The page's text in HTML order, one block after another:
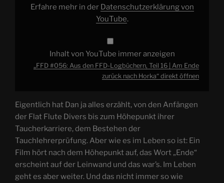
zurückErfahre mehr in der Datenschutzerklärung von
YouTube.
Inhalt von YouTube immer anzeigen
„FFD #056: Aus den FFD-Logbüchern, Teil 16 | Am Ende
zurück nach Horka“ direkt öffnen
Eigentlich hat Dan ja alles erzählt, von den Anfängen
der Flat Flute Divers bis zum Höhepunkt ihrer
Taucherkarriere, dem Bestehen der
Tauchlehrerprüfung. Aber wie es im Leben so ist: Ein
Film hört nach dem Höhepunkt auf, das Wort „Ende“
erscheint auf der Leinwand und das war’s. Im Leben
geht es aber weiter. Und das nicht immer so wie